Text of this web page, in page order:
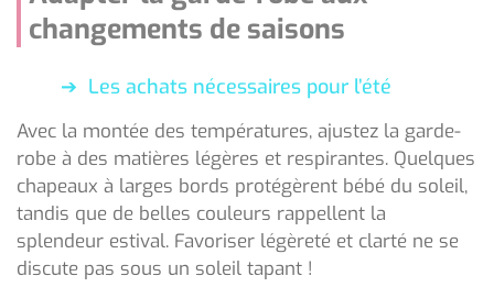
changements de saisons
Les achats nécessaires pour l’été
Avec la montée des températures, ajustez la garde-
robe à des matières légères et respirantes. Quelques
chapeaux à larges bords protégèrent bébé du soleil,
tandis que de belles couleurs rappellent la
splendeur estival. Favoriser légèreté et clarté ne se
discute pas sous un soleil tapant !